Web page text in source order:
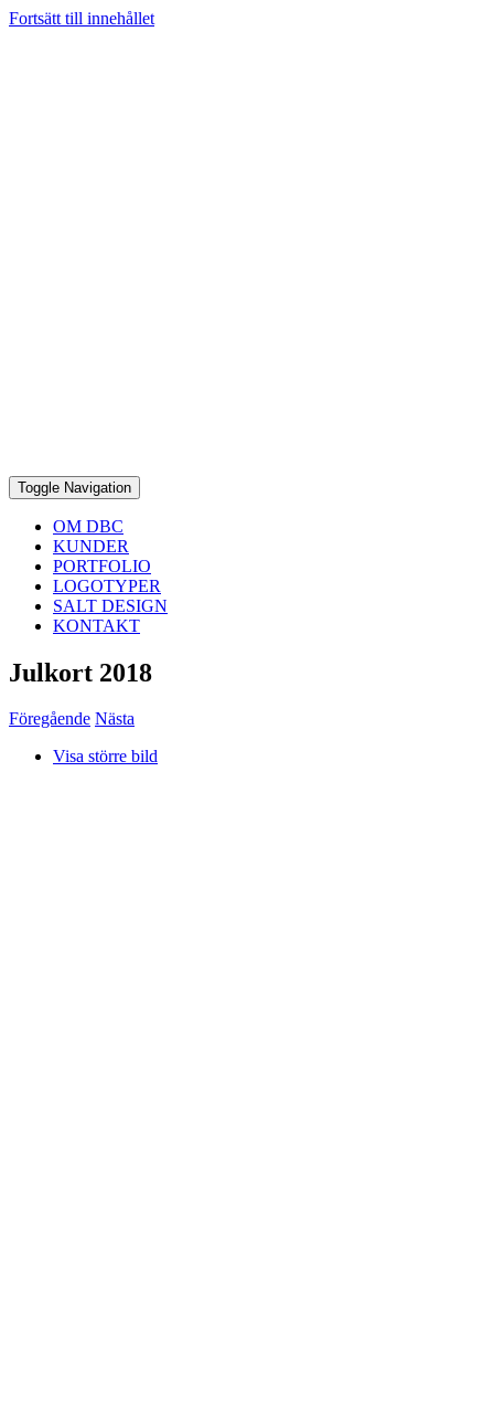
Fortsätt till innehållet
Toggle Navigation
OM DBC
KUNDER
PORTFOLIO
LOGOTYPER
SALT DESIGN
KONTAKT
Julkort 2018
Föregående Nästa
Visa större bild